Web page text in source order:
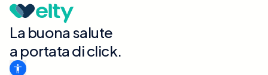
La buona salute
a portata di click.